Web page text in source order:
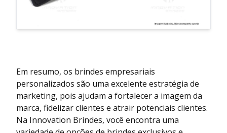
Em resumo, os brindes empresariais
personalizados são uma excelente estratégia de
marketing, pois ajudam a fortalecer a imagem da
marca, fidelizar clientes e atrair potenciais clientes.
Na Innovation Brindes, você encontra uma